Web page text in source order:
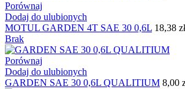
Porównaj
Dodaj do ulubionych
MOTUL GARDEN 4T SAE 30 0,6L 18,38 zł
Brak
Porównaj
Dodaj do ulubionych
GARDEN SAE 30 0,6L QUALITIUM 8,00